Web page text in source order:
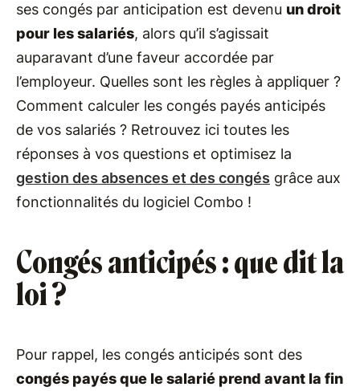
ses congés par anticipation est devenu un droit
pour les salariés, alors qu’il s’agissait
auparavant d’une faveur accordée par
l’employeur. Quelles sont les règles à appliquer ?
Comment calculer les congés payés anticipés
de vos salariés ? Retrouvez ici toutes les
réponses à vos questions et optimisez la
gestion des absences et des congés grâce aux
fonctionnalités du logiciel Combo !
Congés anticipés : que dit la
loi ?
Pour rappel, les congés anticipés sont des
congés payés que le salarié prend avant la fin